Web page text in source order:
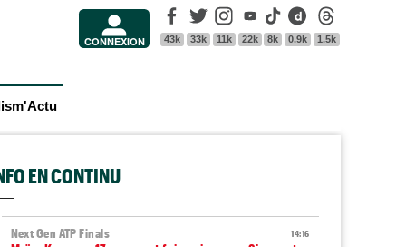
CONNEXION
Facebook
43k
Twitter
33k
Instagram
11k
Youtube
22k
Tik Tok
8k
Dailymotion
0.9k 1.5k
EN CONTINU
14:16
Next Gen ATP Finals